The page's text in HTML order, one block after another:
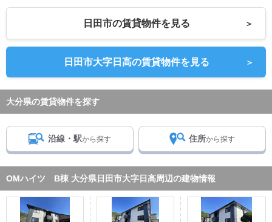
日田市の賃貸物件を見る ＞
日田市大字日高の賃貸物件を見る ＞
大分県の賃貸物件を探す
沿線・駅から探す 住所から探す
OMハイツ B棟 大分県日田市大字日高周辺の建物情報